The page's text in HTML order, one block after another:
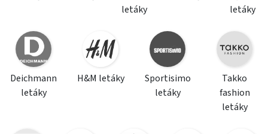
letáky
letáky
Deichmann
letáky
H&M letáky
Sportisimo
letáky
Takko
fashion
letáky